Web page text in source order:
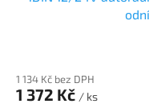
1 134 Kč bez DPH
1 372 Kč / ks